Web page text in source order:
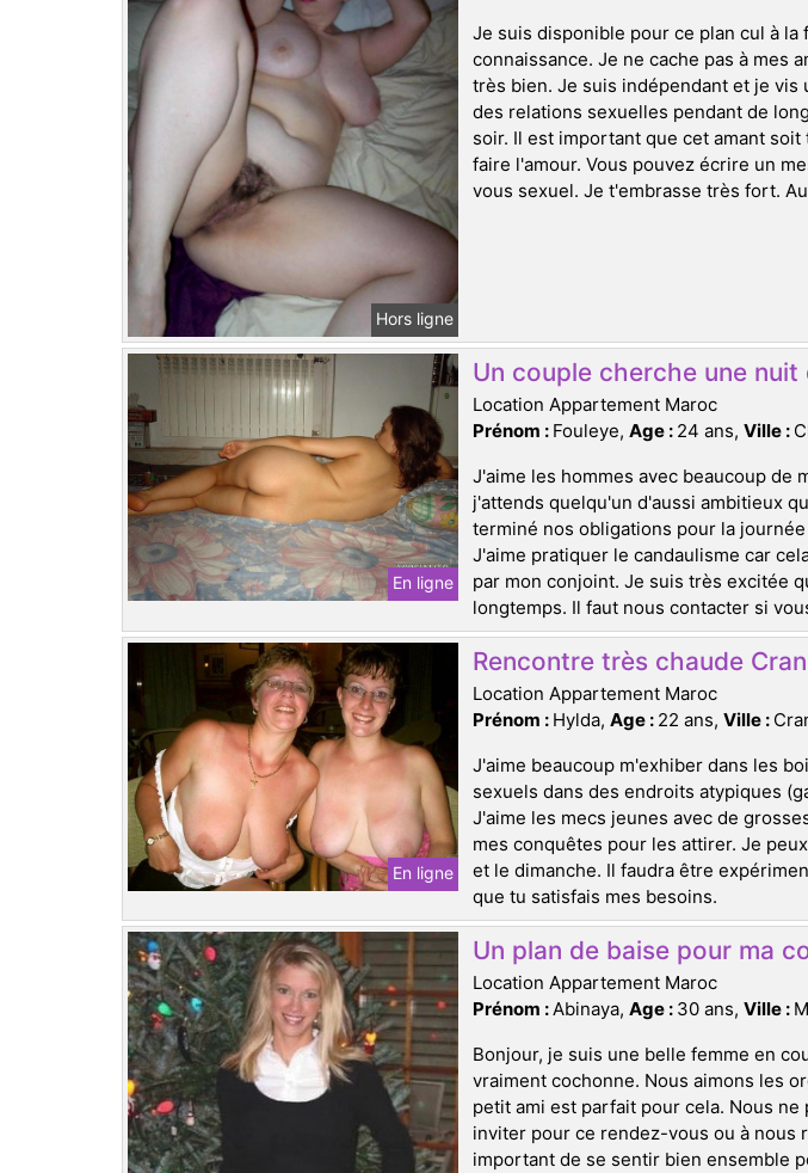
Hors ligne
Je suis disponible pour ce plan cul à
connaissance. Je ne cache pas à mes
très bien. Je suis indépendant et je
des relations sexuelles pendant de
soir. Il est important que cet amant
faire l'amour. Vous pouvez écrire un
vous sexuel. Je t'embrasse très fort.
En ligne
Un couple cherche une
Location Appartement Maroc
Prénom : Fouleye, Age : 24 ans, Ville :
J'aime les hommes avec beaucoup de
j'attends quelqu'un d'aussi ambitieux
terminé nos obligations pour la
J'aime pratiquer le candaulisme car
par mon conjoint. Je suis très excitée
longtemps. Il faut nous contacter si
En ligne
Rencontre très chaude
Location Appartement Maroc
Prénom : Hylda, Age : 22 ans, Ville :
J'aime beaucoup m'exhiber dans les
sexuels dans des endroits atypiques
J'aime les mecs jeunes avec de
mes conquêtes pour les attirer. Je
et le dimanche. Il faudra être
que tu satisfais mes besoins.
Un plan de baise pour ma
Location Appartement Maroc
Prénom : Abinaya, Age : 30 ans, Ville :
Bonjour, je suis une belle femme en
vraiment cochonne. Nous aimons les
petit ami est parfait pour cela. Nous
inviter pour ce rendez-vous ou à nous
important de se sentir bien ensemble